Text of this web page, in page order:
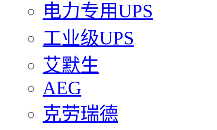
电力专用UPS
工业级UPS
艾默生
AEG
克劳瑞德